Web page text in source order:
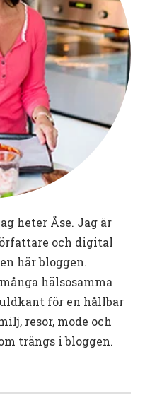
heter Åse. Jag är
och digital
här bloggen.
hälsosamma
för en hållbar
resor, mode och
trängs i bloggen.